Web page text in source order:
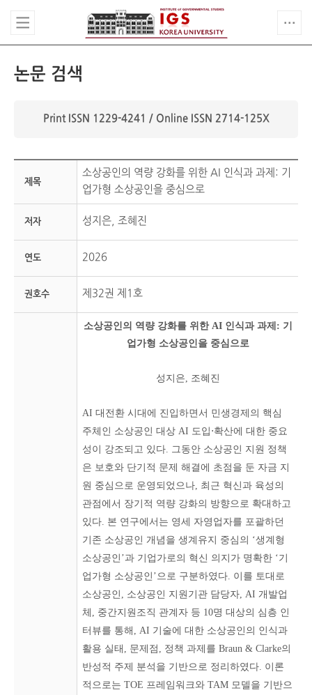
논문 검색
Print ISSN 1229-4241 / Online ISSN 2714-125X
제목
소상공인의 역량 강화를 위한 AI 인식과 과제: 기
업가형 소상공인을 중심으로
저자 성지은, 조혜진
연도 2026
권호수 제32권 제1호
소상공인의 역량 강화를 위한 AI 인식과 과제: 기
업가형 소상공인을 중심으로
성지은, 조혜진
AI 대전환 시대에 진입하면서 민생경제의 핵심
주체인 소상공인 대상 AI 도입⋅확산에 대한 중요
성이 강조되고 있다. 그동안 소상공인 지원 정책
은 보호와 단기적 문제 해결에 초점을 둔 자금 지
원 중심으로 운영되었으나, 최근 혁신과 육성의
관점에서 장기적 역량 강화의 방향으로 확대하고
있다. 본 연구에서는 영세 자영업자를 포괄하던
기존 소상공인 개념을 생계유지 중심의 ‘생계형
소상공인’과 기업가로의 혁신 의지가 명확한 ‘기
업가형 소상공인’으로 구분하였다. 이를 토대로
소상공인, 소상공인 지원기관 담당자, AI 개발업
체, 중간지원조직 관계자 등 10명 대상의 심층 인
터뷰를 통해, AI 기술에 대한 소상공인의 인식과
활용 실태, 문제점, 정책 과제를 Braun & Clarke의
반성적 주제 분석을 기반으로 정리하였다. 이론
적으로는 TOE 프레임워크와 TAM 모델을 기반으